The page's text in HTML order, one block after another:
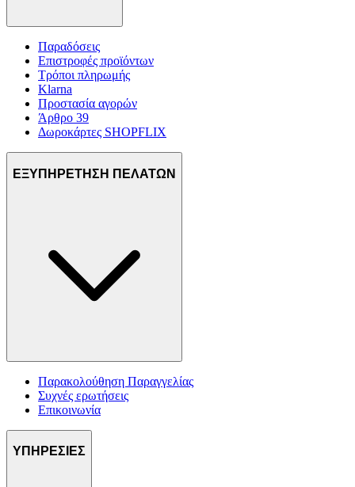
Παραδόσεις
Επιστροφές προϊόντων
Τρόποι πληρωμής
Klarna
Προστασία αγορών
Άρθρο 39
Δωροκάρτες SHOPFLIX
ΕΞΥΠΗΡΕΤΗΣΗ ΠΕΛΑΤΩΝ
Παρακολούθηση Παραγγελίας
Συχνές ερωτήσεις
Επικοινωνία
ΥΠΗΡΕΣΙΕΣ